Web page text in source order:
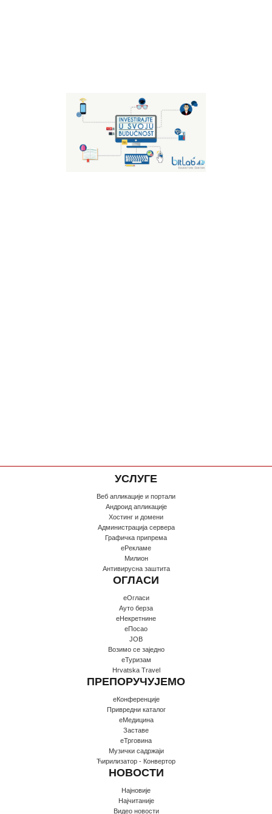
УСЛУГЕ
Веб апликације и портали
Андроид апликације
Хостинг и домени
Администрација сервера
Графичка припрема
еРекламе
Милион
Антивирусна заштита
ОГЛАСИ
еОгласи
Ауто берза
еНекретнине
еПосао
JOB
Возимо се заједно
еТуризам
Hrvatska Travel
ПРЕПОРУЧУЈЕМО
еКонференције
Привредни каталог
еМедицина
Заставе
еТрговина
Музички садржаји
Ћирилизатор - Конвертор
НОВОСТИ
Најновије
Најчитаније
Видео новости